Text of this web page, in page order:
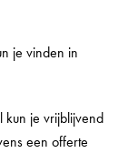
je vinden in
kun je vrijblijvend
een offerte